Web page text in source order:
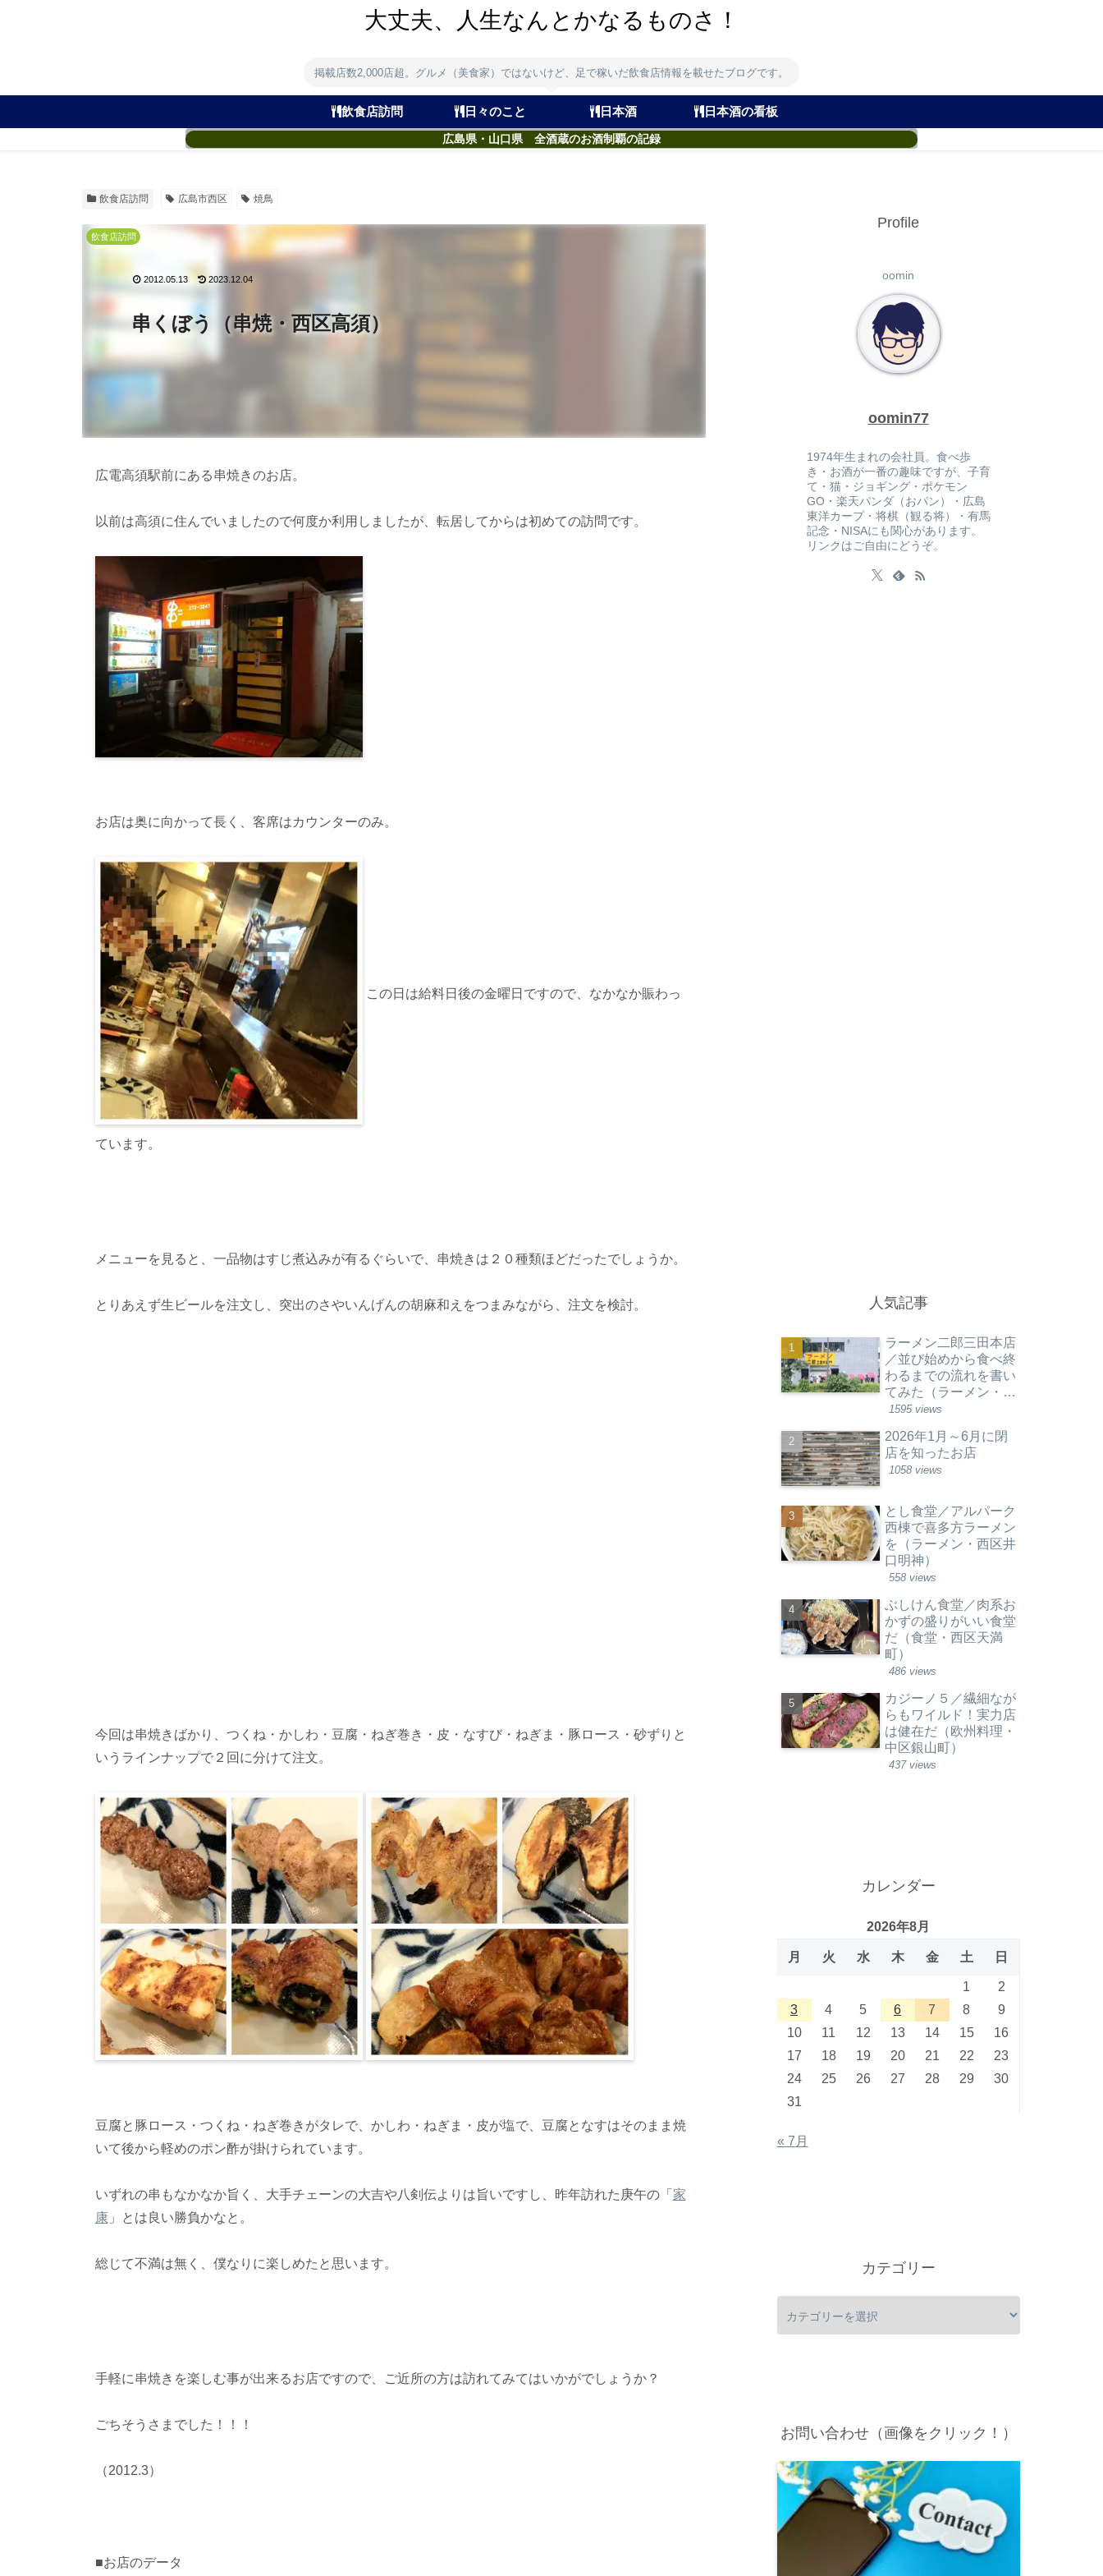
大丈夫、人生なんとかなるものさ！
掲載店数2,000店超。グルメ（美食家）ではないけど、足で稼いだ飲食店情報を載せたブログです。
飲食店訪問 日々のこと 日本酒 日本酒の看板
広島県・山口県 全酒蔵のお酒制覇の記録
飲食店訪問 広島市西区 焼鳥
串くぼう（串焼・西区高須）
飲食店訪問
2012.05.13 2023.12.04
広電高須駅前にある串焼きのお店。
以前は高須に住んでいましたので何度か利用しましたが、転居してからは初めての訪問です。
お店は奥に向かって長く、客席はカウンターのみ。
この日は給料日後の金曜日ですので、なかなか賑わっ
ています。
メニューを見ると、一品物はすじ煮込みが有るぐらいで、串焼きは２０種類ほどだったでしょうか。
とりあえず生ビールを注文し、突出のさやいんげんの胡麻和えをつまみながら、注文を検討。
今回は串焼きばかり、つくね・かしわ・豆腐・ねぎ巻き・皮・なすび・ねぎま・豚ロース・砂ずりと
いうラインナップで２回に分けて注文。
豆腐と豚ロース・つくね・ねぎ巻きがタレで、かしわ・ねぎま・皮が塩で、豆腐となすはそのまま焼
いて後から軽めのポン酢が掛けられています。
いずれの串もなかなか旨く、大手チェーンの大吉や八剣伝よりは旨いですし、昨年訪れた庚午の「 家
康」とは良い勝負かなと。
総じて不満は無く、僕なりに楽しめたと思います。
手軽に串焼きを楽しむ事が出来るお店ですので、ご近所の方は訪れてみてはいかがでしょうか？
ごちそうさまでした！！！
（2012.3）
■お店のデータ
Profile
oomin
oomin77
1974年生まれの会社員。食べ歩
き・お酒が一番の趣味ですが、子育
て・猫・ジョギング・ポケモン
GO・楽天パンダ（おパン）・広島
東洋カープ・将棋（観る将）・有馬
記念・NISAにも関心があります。
リンクはご自由にどうぞ。
人気記事
ラーメン二郎三田本店
／並び始めから食べ終
わるまでの流れを書い
てみた（ラーメン・東
京都港区）
1595 views
2026年1月～6月に閉
店を知ったお店
1058 views
とし食堂／アルパーク
西棟で喜多方ラーメン
を（ラーメン・西区井
口明神）
558 views
ぶしけん食堂／肉系お
かずの盛りがいい食堂
だ（食堂・西区天満
町）
486 views
カジーノ５／繊細なが
らもワイルド！実力店
は健在だ（欧州料理・
中区銀山町）
437 views
カレンダー
2026年8月
月 火 水 木 金 土 日
1
2
3
4 5 6 7 8
9
10
11 12 13 14 15
16
17
18 19 20 21 22
23
24
25 26 27 28 29
30
31
« 7月
カテゴリー
お問い合わせ（画像をクリック！）